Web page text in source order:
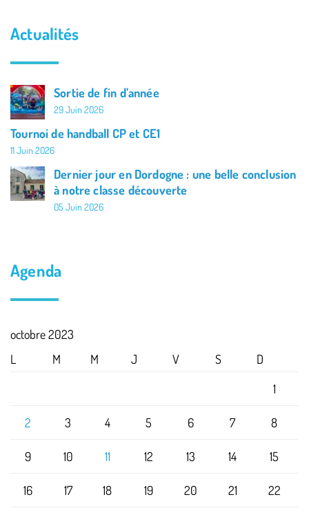
Actualités
Sortie de fin d’année
29 Juin 2026
Tournoi de handball CP et CE1
11 Juin 2026
Dernier jour en Dordogne : une belle conclusion
à notre classe découverte
05 Juin 2026
Agenda
octobre 2023
L
M M J V S
D
1
2 3 4 5 6 7 8
9 10 11 12 13 14 15
16 17 18 19 20 21 22